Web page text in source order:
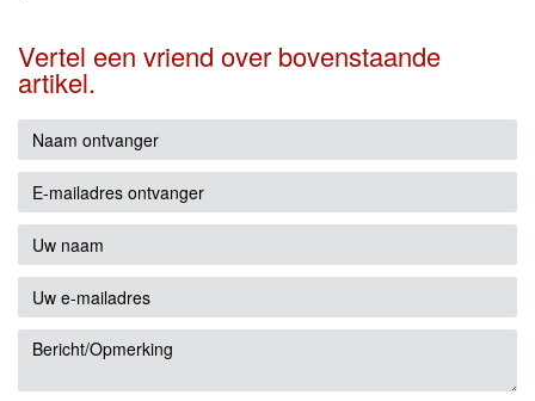
Vertel een vriend over bovenstaande
artikel.